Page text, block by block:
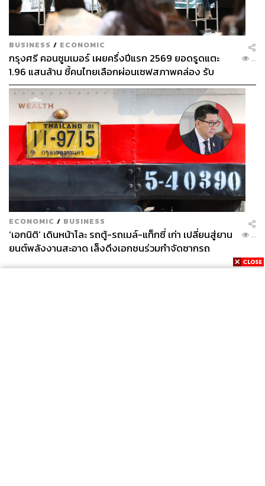
BUSINESS / ECONOMIC
กรุงศรี คอนซูมเมอร์ เผยครึ่งปีแรก 2569 ยอดรูดแตะ
1.96 แสนล้าน ชี้คนไทยเลือกผ่อนเซฟสภาพคล่อง รับ
เศรษฐกิจผันผวนฉุดผลประกอบการพลาดเป้า
...
ECONOMIC / BUSINESS
‘เอกนิติ’ เดินหน้าโละ รถตู้-รถเมล์-แท็กซี่ เก่า เปลี่ยนสู่ยาน
ยนต์พลังงานสะอาด เล็งดึงเอกชนร่วมกำจัดซากรถ
...